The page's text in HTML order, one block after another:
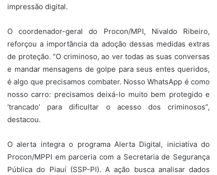
impressão digital.
O coordenador-geral do Procon/MPI, Nivaldo Ribeiro,
reforçou a importância da adoção dessas medidas extras
de proteção. “O criminoso, ao ver todas as suas conversas
e mandar mensagens de golpe para seus entes queridos,
é algo que precisamos combater. Nosso WhatsApp é como
nosso carro: precisamos deixá-lo muito bem protegido e
‘trancado’ para dificultar o acesso dos criminosos”,
destacou.
O alerta integra o programa Alerta Digital, iniciativa do
Procon/MPPI em parceria com a Secretaria de Segurança
Pública do Piauí (SSP-PI). A ação busca analisar dados